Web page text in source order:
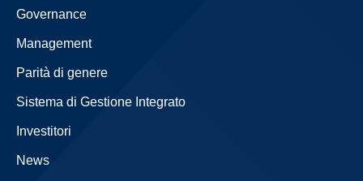
Governance
Management
Parità di genere
Sistema di Gestione Integrato
Investitori
News